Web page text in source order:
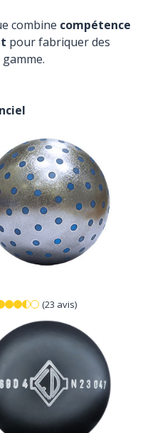
combine compétence
pour fabriquer des
(23 avis)